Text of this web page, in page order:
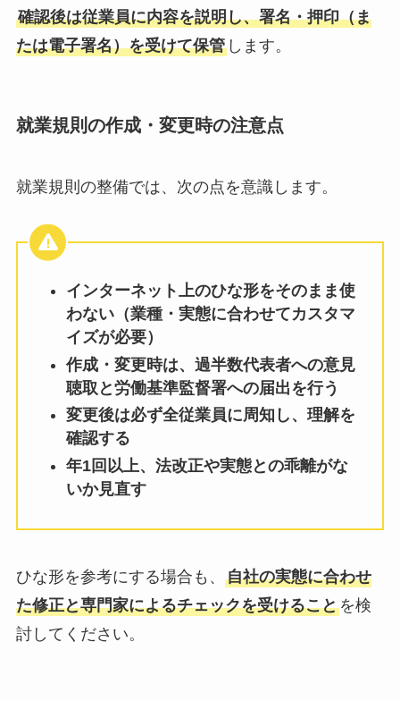
確認後は従業員に内容を説明し、署名・押印（ま
たは電子署名）を受けて保管します。
就業規則の作成・変更時の注意点
就業規則の整備では、次の点を意識します。
インターネット上のひな形をそのまま使
わない（業種・実態に合わせてカスタマ
イズが必要）
作成・変更時は、過半数代表者への意見
聴取と労働基準監督署への届出を行う
変更後は必ず全従業員に周知し、理解を
確認する
年1回以上、法改正や実態との乖離がな
いか見直す
ひな形を参考にする場合も、 自社の実態に合わせ
た修正と専門家によるチェックを受けることを検
討してください。